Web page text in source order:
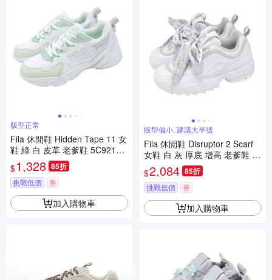
版型正常
Fila 休閒鞋 Hidden Tape 11 女
鞋 綠 白 皮革 老爹鞋 5C921Z1
61
$1,328 85折
挑戰低價 券
加入購物車
版型偏小, 建議大半號
Fila 休閒鞋 Disruptor 2 Scarf
女鞋 白 灰 厚底 增高 老爹鞋 5
C124A100
$2,084 85折
挑戰低價 券
加入購物車